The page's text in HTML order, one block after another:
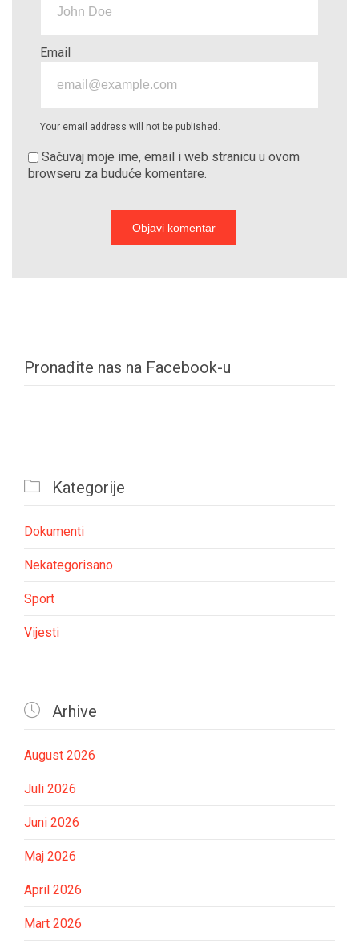
Email
Your email address will not be published.
Sačuvaj moje ime, email i web stranicu u ovom
browseru za buduće komentare.
Pronađite nas na Facebook-u
 Kategorije
Dokumenti
Nekategorisano
Sport
Vijesti
 Arhive
August 2026
Juli 2026
Juni 2026
Maj 2026
April 2026
Mart 2026